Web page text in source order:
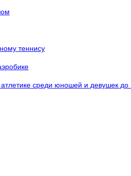
теннису
атлетике среди юношей и девушек